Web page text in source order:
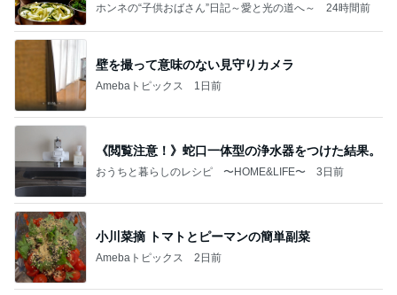
ホンネの“子供おばさん”日記～愛と光の道へ～ 24時間前
壁を撮って意味のない見守りカメラ
Amebaトピックス 1日前
《閲覧注意！》蛇口一体型の浄水器をつけた結果。
おうちと暮らしのレシピ 〜HOME&LIFE〜 3日前
小川菜摘 トマトとピーマンの簡単副菜
Amebaトピックス 2日前